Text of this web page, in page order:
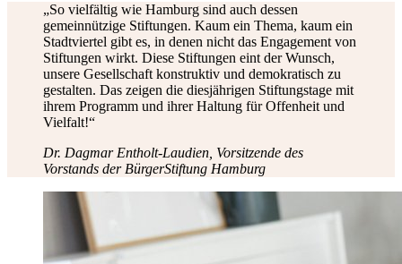
„So vielfältig wie Hamburg sind auch dessen
gemeinnützige Stiftungen. Kaum ein Thema, kaum ein
Stadtviertel gibt es, in denen nicht das Engagement von
Stiftungen wirkt. Diese Stiftungen eint der Wunsch,
unsere Gesellschaft konstruktiv und demokratisch zu
gestalten. Das zeigen die diesjährigen Stiftungstage mit
ihrem Programm und ihrer Haltung für Offenheit und
Vielfalt!“
Dr. Dagmar Entholt-Laudien, Vorsitzende des
Vorstands der BürgerStiftung Hamburg